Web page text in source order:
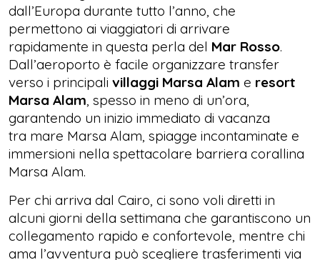
dall’Europa durante tutto l’anno, che
permettono ai viaggiatori di arrivare
rapidamente in questa perla del Mar Rosso.
Dall’aeroporto è facile organizzare transfer
verso i principali villaggi Marsa Alam e resort
Marsa Alam, spesso in meno di un’ora,
garantendo un inizio immediato di vacanza
tra mare Marsa Alam, spiagge incontaminate e
immersioni nella spettacolare barriera corallina
Marsa Alam.
Per chi arriva dal Cairo, ci sono voli diretti in
alcuni giorni della settimana che garantiscono un
collegamento rapido e confortevole, mentre chi
ama l’avventura può scegliere trasferimenti via